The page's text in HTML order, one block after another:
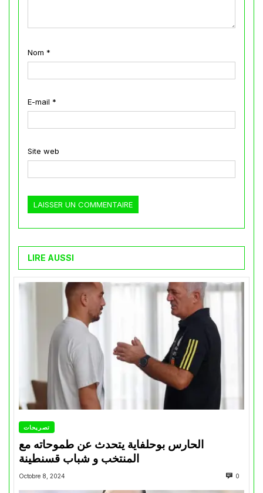
Nom *
E-mail *
Site web
LIRE AUSSI
تصريحات
الحارس بوحلفاية يتحدث عن طموحاته مع
المنتخب و شباب قسنطينة
Octobre 8, 2024 0